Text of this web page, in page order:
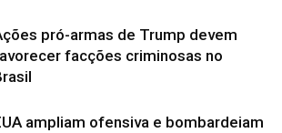
pró-armas de Trump devem
facções criminosas no
ampliam ofensiva e bombardeiam